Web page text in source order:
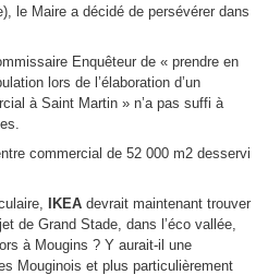
le Maire a décidé de persévérer dans
Enquêteur de « prendre en
lors de l’élaboration d’un
à Saint Martin » n’a pas suffi à
commercial de 52 000 m2 desservi
IKEA devrait maintenant trouver
de Grand Stade, dans l’éco vallée,
à Mougins ? Y aurait-il une
Mouginois et plus particulièrement